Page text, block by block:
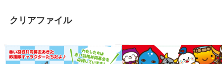
クリアファイル